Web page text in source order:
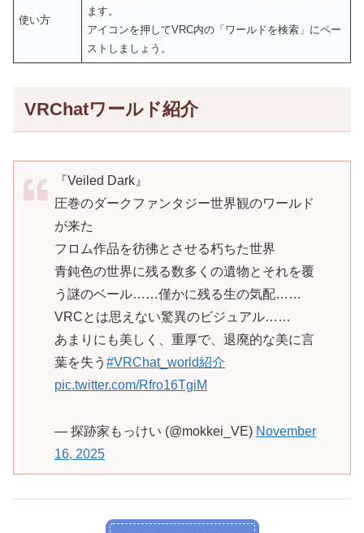
使い方
ます。
アイコンを押してVRC内の「ワールドを検索」にペー
ストしましょう。
VRChatワールド紹介
『Veiled Dark』
圧巻のダークファンタジー世界観のワールド
が来た
フロム作品を彷彿とさせる朽ちた世界
青鈍色の世界に残る数多くの遺物とそれを覆
う謎のベール……僅かに残る生の気配……
VRCとは思えない驚異のビジュアル……
あまりにも美しく、重厚で、退廃的な美に言
葉を失う #VRChat_world紹介
pic.twitter.com/Rfro16TgiM
— 探跡家もっけい (@mokkei_VE) November
16, 2025